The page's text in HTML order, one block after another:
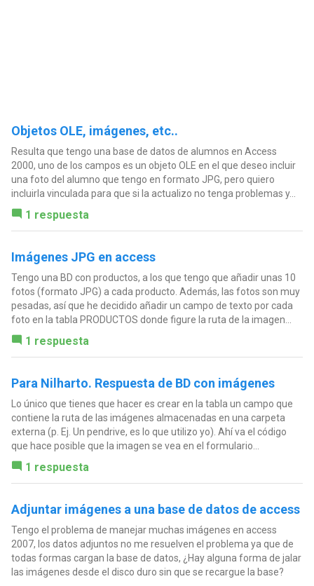
Objetos OLE, imágenes, etc..
Resulta que tengo una base de datos de alumnos en Access
2000, uno de los campos es un objeto OLE en el que deseo incluir
una foto del alumno que tengo en formato JPG, pero quiero
incluirla vinculada para que si la actualizo no tenga problemas y...
1 respuesta
Imágenes JPG en access
Tengo una BD con productos, a los que tengo que añadir unas 10
fotos (formato JPG) a cada producto. Además, las fotos son muy
pesadas, así que he decidido añadir un campo de texto por cada
foto en la tabla PRODUCTOS donde figure la ruta de la imagen...
1 respuesta
Para Nilharto. Respuesta de BD con imágenes
Lo único que tienes que hacer es crear en la tabla un campo que
contiene la ruta de las imágenes almacenadas en una carpeta
externa (p. Ej. Un pendrive, es lo que utilizo yo). Ahí va el código
que hace posible que la imagen se vea en el formulario...
1 respuesta
Adjuntar imágenes a una base de datos de access
Tengo el problema de manejar muchas imágenes en access
2007, los datos adjuntos no me resuelven el problema ya que de
todas formas cargan la base de datos, ¿Hay alguna forma de jalar
las imágenes desde el disco duro sin que se recargue la base?